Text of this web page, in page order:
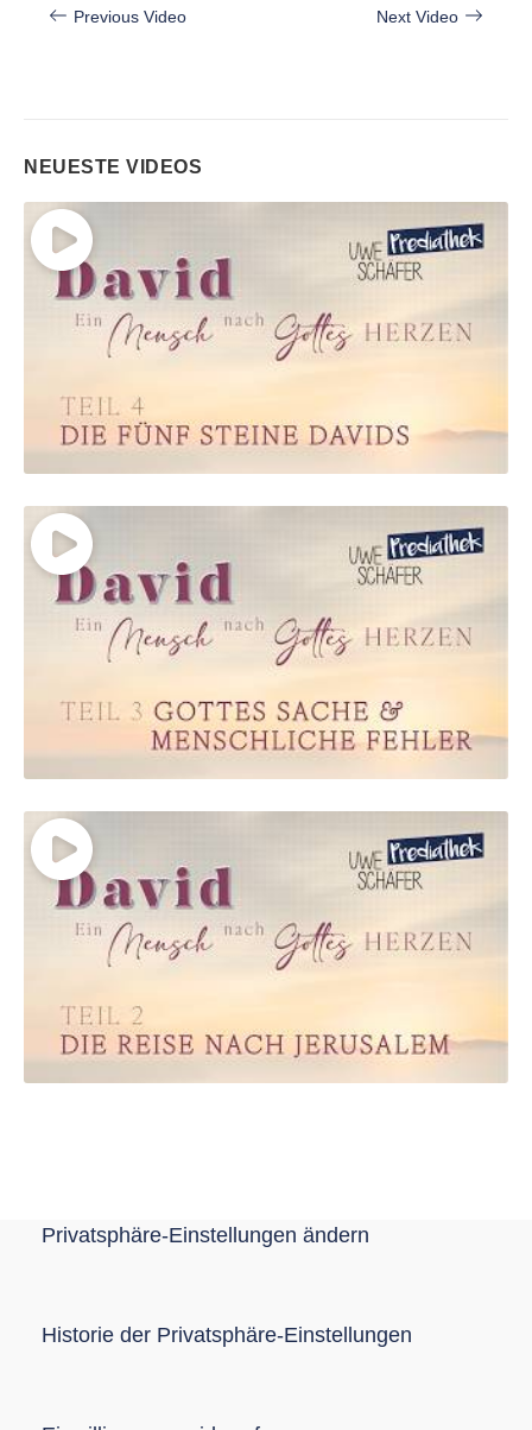
Beitragsnavigation
Previous Video Next Video
NEUESTE VIDEOS
Privatsphäre-Einstellungen ändern
Historie der Privatsphäre-Einstellungen